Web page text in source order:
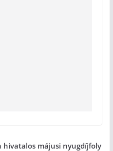
hivatalos májusi nyugdíjfoly